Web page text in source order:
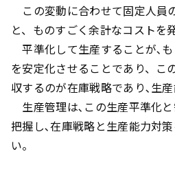
この変動に合わせて固定人員
と、ものすごく余計なコストを
平準化して生産することが､
を安定化させることであり、こ
収するのが在庫戦略であり､生産
生産管理は､この生産平準化
把握し､在庫戦略と生産能力対
い。